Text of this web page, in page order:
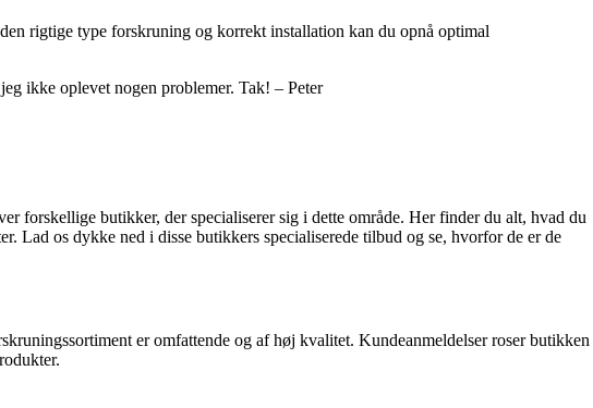
rigtige type forskruning og korrekt installation kan du opnå optimal
ikke oplevet nogen problemer. Tak! – Peter
forskellige butikker, der specialiserer sig i dette område. Her finder du alt, hvad du
Lad os dykke ned i disse butikkers specialiserede tilbud og se, hvorfor de er de
er omfattende og af høj kvalitet. Kundeanmeldelser roser butikken